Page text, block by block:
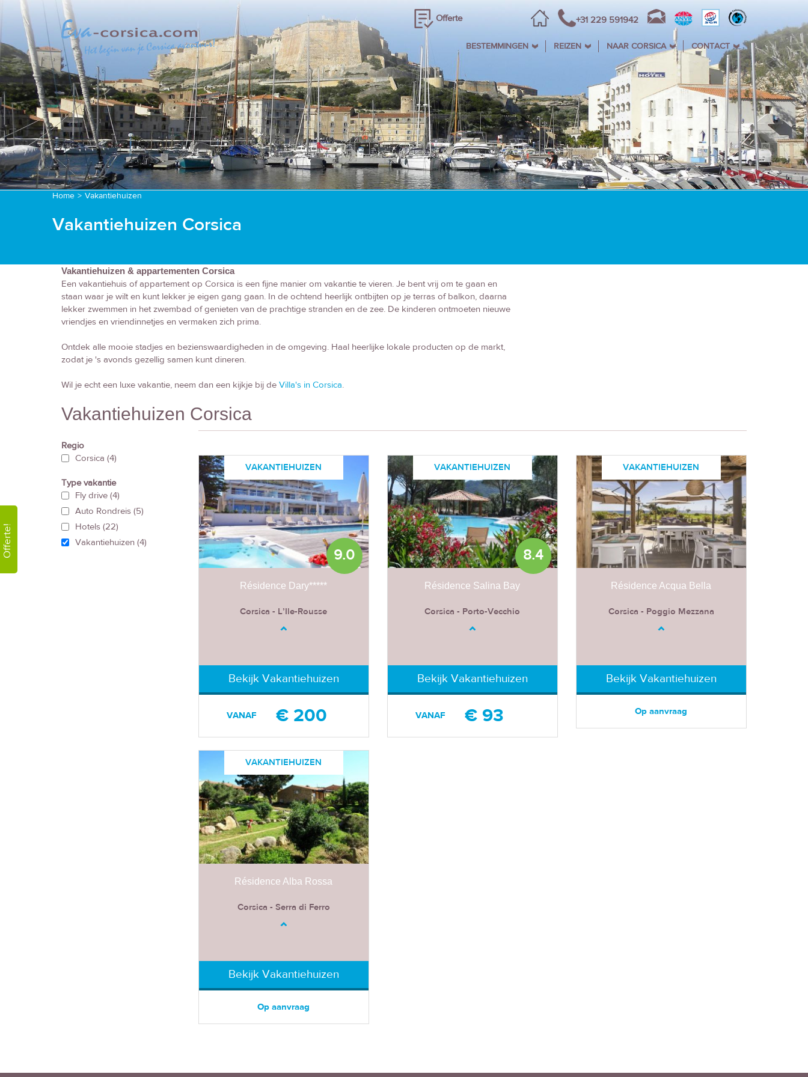
Offerte!
Offerte +31 229 591942
BESTEMMINGEN REIZEN NAAR CORSICA CONTACT
Home > Vakantiehuizen
Vakantiehuizen Corsica
Vakantiehuizen & appartementen Corsica
Een vakantiehuis of appartement op Corsica is een fijne manier om vakantie te vieren. Je bent vrij om te gaan en
staan waar je wilt en kunt lekker je eigen gang gaan. In de ochtend heerlijk ontbijten op je terras of balkon, daarna
lekker zwemmen in het zwembad of genieten van de prachtige stranden en de zee. De kinderen ontmoeten nieuwe
vriendjes en vriendinnetjes en vermaken zich prima.
Ontdek alle mooie stadjes en bezienswaardigheden in de omgeving. Haal heerlijke lokale producten op de markt,
zodat je 's avonds gezellig samen kunt dineren.
Wil je echt een luxe vakantie, neem dan een kijkje bij de Villa's in Corsica.
Vakantiehuizen Corsica
Regio
Corsica (4)
Type vakantie
Fly drive (4)
Auto Rondreis (5)
Hotels (22)
Vakantiehuizen (4)
VAKANTIEHUIZEN
9.0
Résidence Dary*****
Corsica - L’Ile-Rousse
Bekijk Vakantiehuizen
VANAF € 200
VAKANTIEHUIZEN
8.4
Résidence Salina Bay
Corsica - Porto-Vecchio
Bekijk Vakantiehuizen
VANAF € 93
VAKANTIEHUIZEN
Résidence Acqua Bella
Corsica - Poggio Mezzana
Bekijk Vakantiehuizen
Op aanvraag
VAKANTIEHUIZEN
Résidence Alba Rossa
Corsica - Serra di Ferro
Bekijk Vakantiehuizen
Op aanvraag